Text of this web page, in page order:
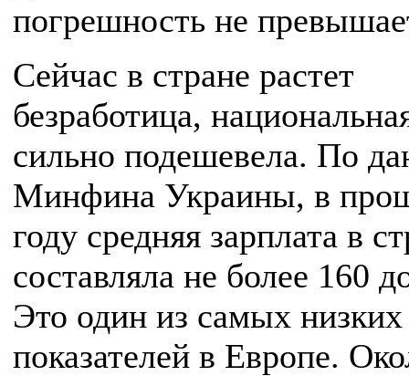
погрешность не
Сейчас в стране растет
безработица,
сильно подешевела. По
Минфина Украины, в
году средняя зарплата в
составляла не более 160
Это один из самых низких
показателей в Европе.